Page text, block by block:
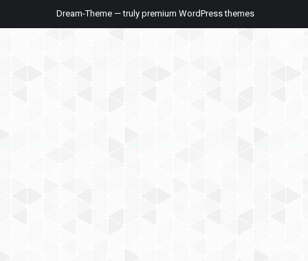
Dream-Theme — truly premium WordPress themes